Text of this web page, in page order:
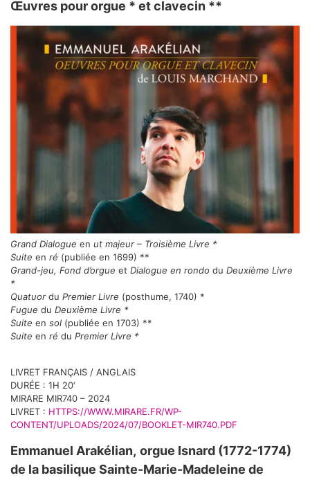
Œuvres pour orgue * et clavecin **
Grand Dialogue en ut majeur – Troisième Livre *
Suite en ré (publiée en 1699) **
Grand-jeu, Fond d’orgue et Dialogue en rondo du Deuxième Livre
*
Quatuor du Premier Livre (posthume, 1740) *
Fugue du Deuxième Livre *
Suite en sol (publiée en 1703) **
Suite en ré du Premier Livre *
LIVRET FRANÇAIS / ANGLAIS
DURÉE : 1H 20′
MIRARE MIR740 – 2024
LIVRET : HTTPS://WWW.MIRARE.FR/WP-
CONTENT/UPLOADS/2024/07/BOOKLET-MIR740.PDF
Emmanuel Arakélian, orgue Isnard (1772-1774)
de la basilique Sainte-Marie-Madeleine de